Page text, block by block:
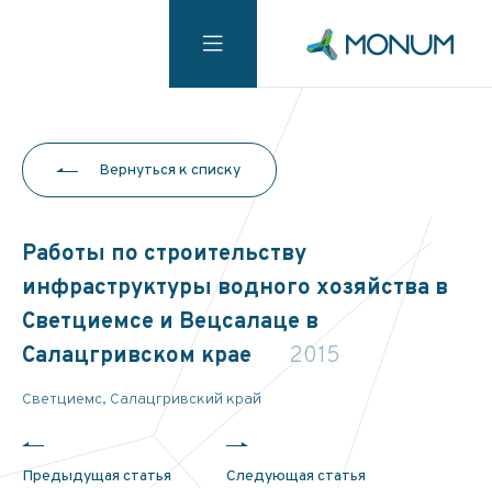
Вернуться к списку
Работы по строительству
инфраструктуры водного хозяйства в
Светциемсе и Вецсалаце в
Салацгривском крае
2015
Светциемс, Салацгривский край
Предыдущая статья Следующая статья